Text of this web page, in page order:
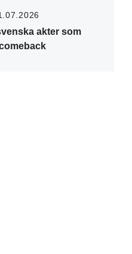
akter som